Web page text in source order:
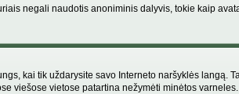
negali naudotis anoniminis dalyvis, tokie kaip
kai tik uždarysite savo Interneto naršyklės langą.
viešose vietose patartina nežymėti minėtos